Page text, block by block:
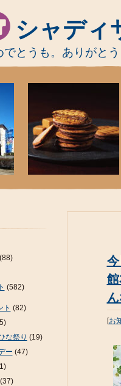
シャディ
でとうも。ありがと
[お
(88)
(582)
ト (82)
な祭り (19)
ー (47)
(37)